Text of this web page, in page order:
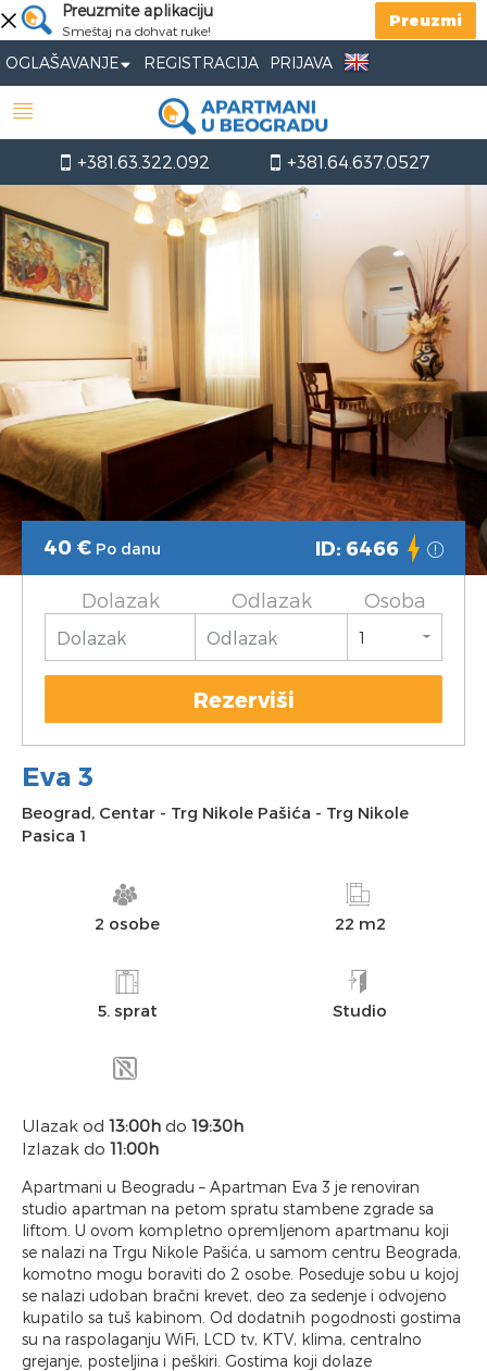
Preuzmite aplikaciju
Smeštaj na dohvat ruke!
Preuzmi
OGLAŠAVANJE REGISTRACIJA PRIJAVA
+381.63.322.092 +381.64.637.0527
40 € Po danu ID: 6466
Dolazak Odlazak Osoba
Rezerviši
Eva 3
Beograd, Centar - Trg Nikole Pašića - Trg Nikole
Pasica 1
2 osobe 22 m2
5. sprat Studio
Ulazak od 13:00h do 19:30h
Izlazak do 11:00h
Apartmani u Beogradu – Apartman Eva 3 je renoviran
studio apartman na petom spratu stambene zgrade sa
liftom. U ovom kompletno opremljenom apartmanu koji
se nalazi na Trgu Nikole Pašića, u samom centru Beograda,
komotno mogu boraviti do 2 osobe. Poseduje sobu u kojoj
se nalazi udoban bračni krevet, deo za sedenje i odvojeno
kupatilo sa tuš kabinom. Od dodatnih pogodnosti gostima
su na raspolaganju WiFi, LCD tv, KTV, klima, centralno
grejanje, posteljina i peškiri. Gostima koji dolaze